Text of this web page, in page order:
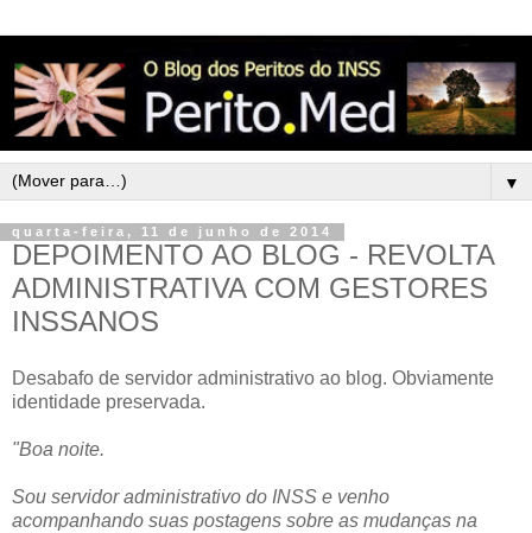
▼
quarta-feira, 11 de junho de 2014
DEPOIMENTO AO BLOG - REVOLTA
ADMINISTRATIVA COM GESTORES
INSSANOS
Desabafo de servidor administrativo ao blog. Obviamente
identidade preservada.
"Boa noite.
Sou servidor administrativo do INSS e venho
acompanhando suas postagens sobre as mudanças na